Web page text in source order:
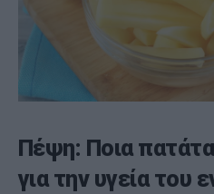
Πέψη: Ποια πατάτα
για την υγεία του